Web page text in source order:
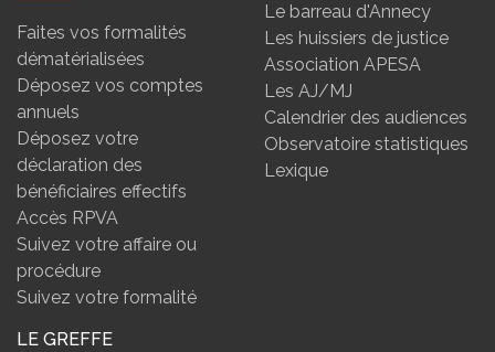
Faites vos formalités
dématérialisées
Déposez vos comptes
annuels
Déposez votre
déclaration des
bénéficiaires effectifs
Accès RPVA
Suivez votre affaire ou
procédure
Suivez votre formalité
Le barreau d'Annecy
Les huissiers de justice
Association APESA
Les AJ/MJ
Calendrier des audiences
Observatoire statistiques
Lexique
LE GREFFE